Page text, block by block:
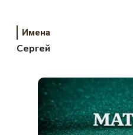
Имена
Сергей